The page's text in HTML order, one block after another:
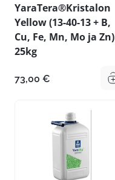
YaraTera®Kristalon
Yellow (13-40-13 + B,
Cu, Fe, Mn, Mo ja Zn)
25kg
73,00 €